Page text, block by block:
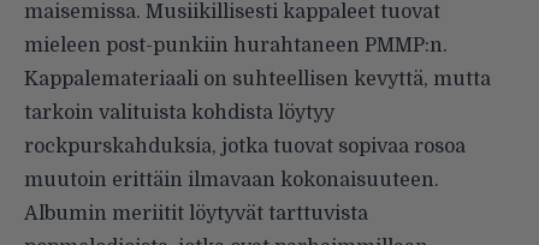
mai­semissa. Musiikilli­sesti kappaleet tuovat
mieleen post-punkiin hurahtaneen PMMP:n.
Kappalema­teriaali on suhteellisen kevyttä, mutta
tarkoin valituista kohdista löytyy
rockpurskahduksia, jotka tuovat sopivaa rosoa
muutoin erittäin ilmavaan kokonaisuuteen.
Albumin meriitit löytyvät tart­tuvista